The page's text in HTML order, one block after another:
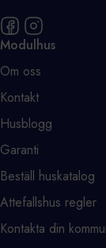
Modulhus
Om oss
Kontakt
Husblogg
Garanti
Beställ huskatalog
Attefallshus regler
Kontakta din